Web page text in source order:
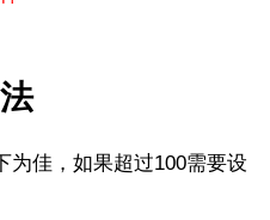
为佳，如果超过100需要设